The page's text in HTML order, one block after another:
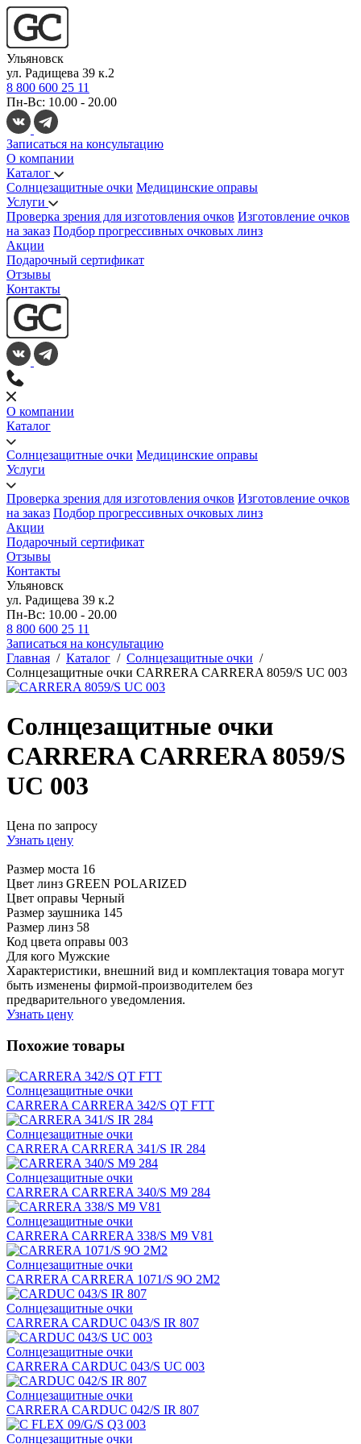
Ульяновск
ул. Радищева 39 к.2
8 800 600 25 11
Пн-Вс: 10.00 - 20.00
Записаться на консультацию
О компании
Каталог
Солнцезащитные очки Медицинские оправы
Услуги
Проверка зрения для изготовления очков Изготовление очков
на заказ Подбор прогрессивных очковых линз
Акции
Подарочный сертификат
Отзывы
Контакты
О компании
Каталог
Солнцезащитные очки Медицинские оправы
Услуги
Проверка зрения для изготовления очков Изготовление очков
на заказ Подбор прогрессивных очковых линз
Акции
Подарочный сертификат
Отзывы
Контакты
Ульяновск
ул. Радищева 39 к.2
Пн-Вс: 10.00 - 20.00
8 800 600 25 11
Записаться на консультацию
Главная / Каталог / Солнцезащитные очки /
Солнцезащитные очки CARRERA CARRERA 8059/S UC 003
Солнцезащитные очки
CARRERA CARRERA 8059/S
UC 003
Цена по запросу
Узнать цену
Размер моста 16
Цвет линз GREEN POLARIZED
Цвет оправы Черный
Размер заушника 145
Размер линз 58
Код цвета оправы 003
Для кого Мужские
Характеристики, внешний вид и комплектация товара могут
быть изменены фирмой-производителем без
предварительного уведомления.
Узнать цену
Похожие товары
Солнцезащитные очки
CARRERA CARRERA 342/S QT FTT
Солнцезащитные очки
CARRERA CARRERA 341/S IR 284
Солнцезащитные очки
CARRERA CARRERA 340/S M9 284
Солнцезащитные очки
CARRERA CARRERA 338/S M9 V81
Солнцезащитные очки
CARRERA CARRERA 1071/S 9O 2M2
Солнцезащитные очки
CARRERA CARDUC 043/S IR 807
Солнцезащитные очки
CARRERA CARDUC 043/S UC 003
Солнцезащитные очки
CARRERA CARDUC 042/S IR 807
Солнцезащитные очки